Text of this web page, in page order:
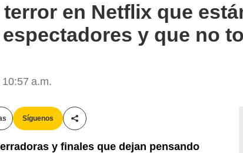
en Netflix que
y que no
a.m.
Síguenos
Compartir esta noticia
y finales que dejan pensando